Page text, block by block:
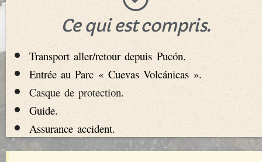
Ce qui est compris.
Transport aller/retour depuis Pucón.
Entrée au Parc « Cuevas Volcánicas ».
Casque de protection.
Guide.
Assurance accident.